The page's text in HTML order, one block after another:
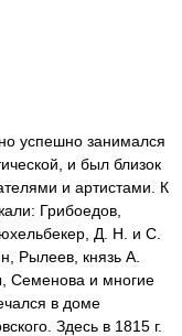
успешно занимался
и был близок
и артистами. К
Грибоедов,
Д. Н. и С.
Рылеев, князь А.
Семенова и многие
в доме
Здесь в 1815 г.